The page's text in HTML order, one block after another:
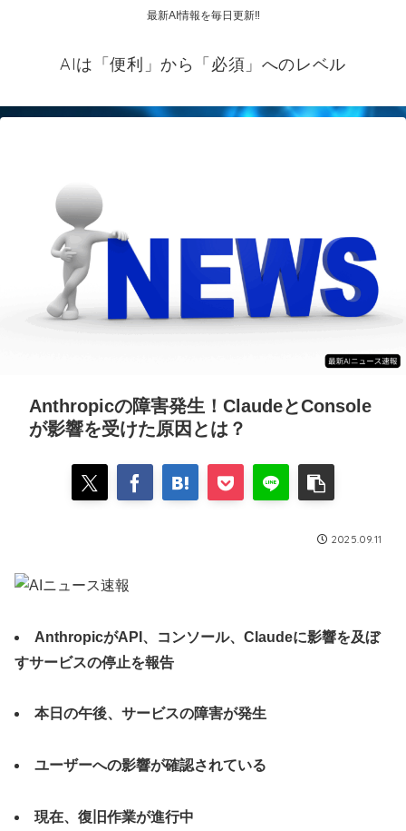
最新AI情報を毎日更新‼
AIは「便利」から「必須」へのレベル
Anthropicの障害発生！ClaudeとConsole
が影響を受けた原因とは？
2025.09.11
AnthropicがAPI、コンソール、Claudeに影響を及ぼ
すサービスの停止を報告
本日の午後、サービスの障害が発生
ユーザーへの影響が確認されている
現在、復旧作業が進行中